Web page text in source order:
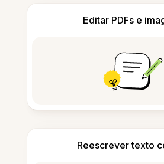
Editar PDFs e
Reescrever texto